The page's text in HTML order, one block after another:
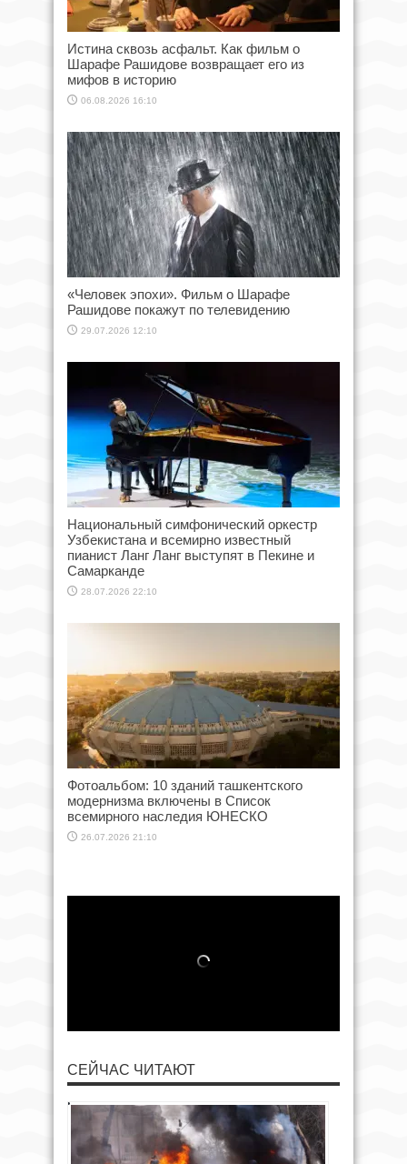
Истина сквозь асфальт. Как фильм о
Шарафе Рашидове возвращает его из
мифов в историю
06.08.2026 16:10
«Человек эпохи». Фильм о Шарафе
Рашидове покажут по телевидению
29.07.2026 12:10
Национальный симфонический оркестр
Узбекистана и всемирно известный
пианист Ланг Ланг выступят в Пекине и
Самарканде
28.07.2026 22:10
Фотоальбом: 10 зданий ташкентского
модернизма включены в Список
всемирного наследия ЮНЕСКО
26.07.2026 21:10
СЕЙЧАС ЧИТАЮТ